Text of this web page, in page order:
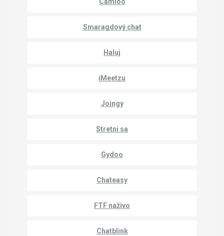
Camloo
Smaragdový chat
Haluj
iMeetzu
Joingy
Stretni sa
Gydoo
Chateasy
FTF naživo
Chatblink